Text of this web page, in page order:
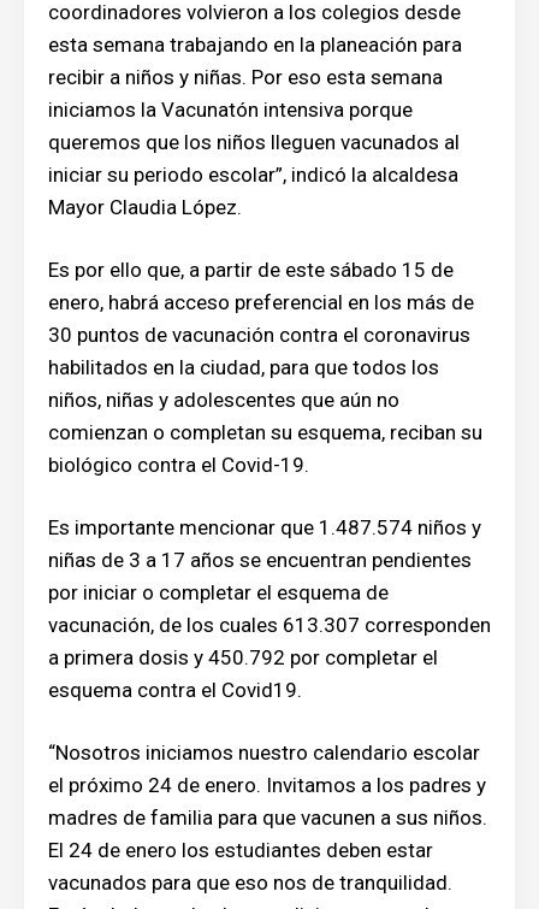
coordinadores volvieron a los colegios desde
esta semana trabajando en la planeación para
recibir a niños y niñas. Por eso esta semana
iniciamos la Vacunatón intensiva porque
queremos que los niños lleguen vacunados al
iniciar su periodo escolar”, indicó la alcaldesa
Mayor Claudia López.
Es por ello que, a partir de este sábado 15 de
enero, habrá acceso preferencial en los más de
30 puntos de vacunación contra el coronavirus
habilitados en la ciudad, para que todos los
niños, niñas y adolescentes que aún no
comienzan o completan su esquema, reciban su
biológico contra el Covid-19.
Es importante mencionar que 1.487.574 niños y
niñas de 3 a 17 años se encuentran pendientes
por iniciar o completar el esquema de
vacunación, de los cuales 613.307 corresponden
a primera dosis y 450.792 por completar el
esquema contra el Covid19.
“Nosotros iniciamos nuestro calendario escolar
el próximo 24 de enero. Invitamos a los padres y
madres de familia para que vacunen a sus niños.
El 24 de enero los estudiantes deben estar
vacunados para que eso nos de tranquilidad.